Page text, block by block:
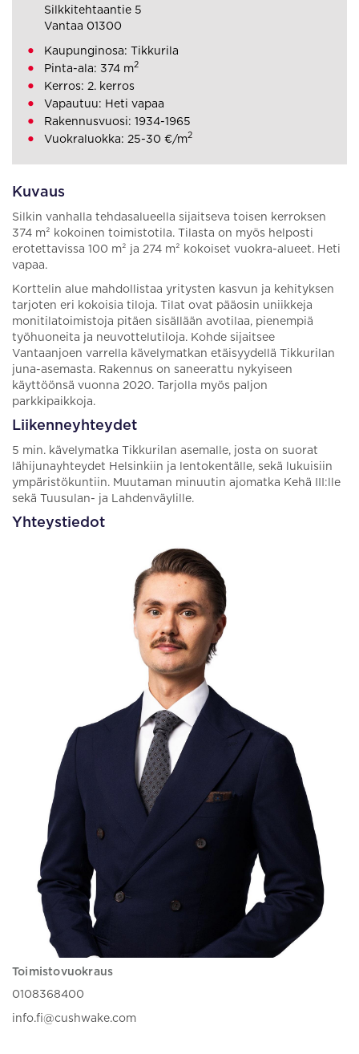
Kuvaus
Silkin vanhalla tehdasalueella sijaitseva toisen kerroksen
374 m² kokoinen toimistotila. Tilasta on myös helposti
erotettavissa 100 m² ja 274 m² kokoiset vuokra-alueet. Heti
vapaa.
Korttelin alue mahdollistaa yritysten kasvun ja kehityksen
tarjoten eri kokoisia tiloja. Tilat ovat pääosin uniikkeja
monitilatoimistoja pitäen sisällään avotilaa, pienempiä
työhuoneita ja neuvottelutiloja. Kohde sijaitsee
Vantaanjoen varrella kävelymatkan etäisyydellä Tikkurilan
juna-asemasta. Rakennus on saneerattu nykyiseen
käyttöönsä vuonna 2020. Tarjolla myös paljon
parkkipaikkoja.
Liikenneyhteydet
5 min. kävelymatka Tikkurilan asemalle, josta on suorat
lähijunayhteydet Helsinkiin ja lentokentälle, sekä lukuisiin
ympäristökuntiin. Muutaman minuutin ajomatka Kehä III:lle
sekä Tuusulan- ja Lahdenväylille.
Yhteystiedot
Toimistovuokraus
0108368400
info.fi@cushwake.com
Silkkitehtaantie 5
Vantaa 01300
Kaupunginosa: Tikkurila
Pinta-ala: 374 m2
Kerros: 2. kerros
Vapautuu: Heti vapaa
Rakennusvuosi: 1934-1965
Vuokraluokka: 25-30 €/m2